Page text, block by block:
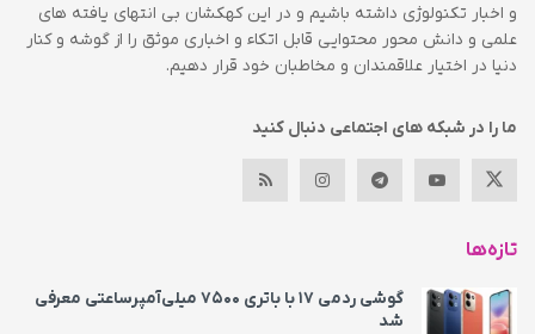
و اخبار تکنولوژی داشته باشیم و در این کهکشان بی انتهای یافته های
علمی و دانش محور محتوایی قابل اتکاء و اخباری موثق را از گوشه و کنار
دنیا در اختیار علاقمندان و مخاطبان خود قرار دهیم.
ما را در شبکه های اجتماعی دنبال کنید
تازه‌ها
گوشی ردمی ۱۷ با باتری ۷۵۰۰ میلی‌آمپرساعتی معرفی
شد